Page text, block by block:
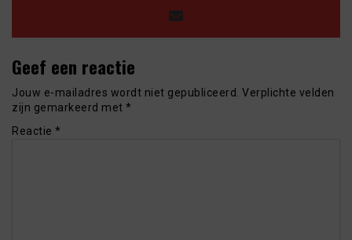
Geef een reactie
Jouw e-mailadres wordt niet gepubliceerd. Verplichte velden
zijn gemarkeerd met *
Reactie *